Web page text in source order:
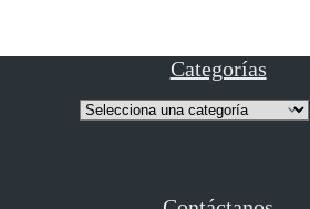
Categorías
Selecciona
una